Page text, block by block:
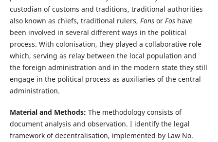
custodian of customs and traditions, traditional authorities
also known as chiefs, traditional rulers, Fonsor Foshave
been involved in several different ways in the political
process. With colonisation, they played a collaborative role
which, serving as relay between the local population and
the foreign administration and in the modern state they still
engage in the political process as auxiliaries of the central
administration.
Material and Methods: The methodology consists of
document analysis and observation. I identify the legal
framework of decentralisation, implemented by Law No.